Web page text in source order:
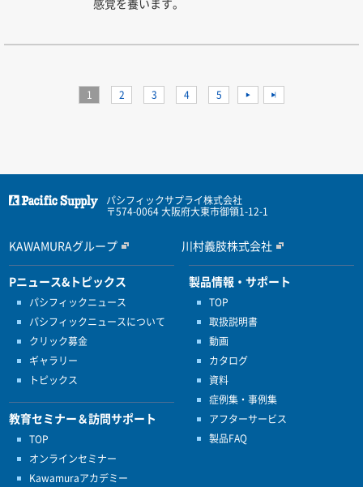
感覚を養います。
1 2 3 4 5
パシフィックサプライ株式会社
〒574-0064 大阪府大東市御領1-12-1
KAWAMURAグループ 川村義肢株式会社
Pニュース&トピックス
パシフィックニュース
パシフィックニュースについて
クリック募金
ギャラリー
トピックス
教育セミナー＆訪問サポート
TOP
オンラインセミナー
Kawamuraアカデミー
製品情報・サポート
TOP
取扱説明書
動画
カタログ
資料
症例集・事例集
アフターサービス
製品FAQ